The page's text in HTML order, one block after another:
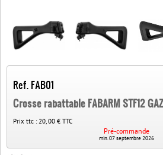
Ref. FAB01
Crosse rabattable FABARM STF12 GAZ
Prix ttc :20, 00 € TTC
Pré-commande
min. 07 septembre 2026